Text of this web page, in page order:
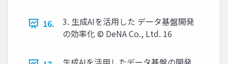
16.
3. 生成AIを活用した データ基盤開発
の効率化 © DeNA Co., Ltd. 16